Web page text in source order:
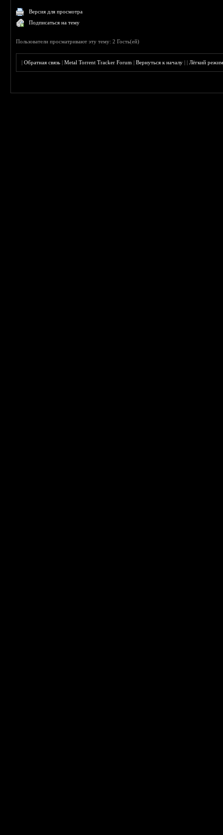
Версия для просмотра
Подписаться на тему
Пользователи просматривают эту тему: 2 Гость(ей)
|Обратная связь |Metal Torrent Tracker Forum |Вернуться к началу ||Лёгкий